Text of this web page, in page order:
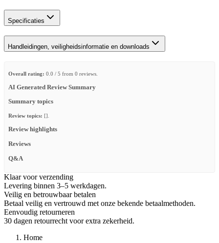
Specificaties
Handleidingen, veiligheidsinformatie en downloads
Overall rating: 0.0 / 5 from 0 reviews.
AI Generated Review Summary
Summary topics
Review topics: [].
Review highlights
Reviews
Q&A
Klaar voor verzending
Levering binnen 3–5 werkdagen.
Veilig en betrouwbaar betalen
Betaal veilig en vertrouwd met onze bekende betaalmethoden.
Eenvoudig retourneren
30 dagen retourrecht voor extra zekerheid.
Home